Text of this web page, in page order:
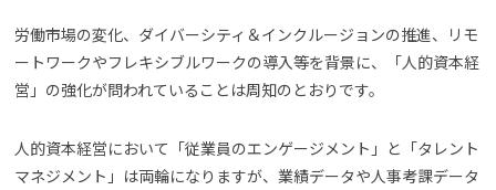
労働市場の変化、ダイバーシティ＆インクルージョンの推進、リモ
ートワークやフレキシブルワークの導入等を背景に、「人的資本経
営」の強化が問われていることは周知のとおりです。
人的資本経営において「従業員のエンゲージメント」と「タレント
マネジメント」は両輪になりますが、業績データや人事考課データ